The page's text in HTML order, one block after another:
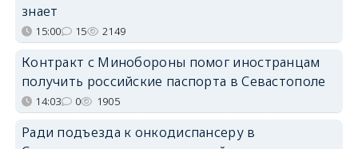
знает
15:00 15 2149
Контракт с Минобороны помог иностранцам
получить российские паспорта в Севастополе
14:03 0 1905
Ради подъезда к онкодиспансеру в